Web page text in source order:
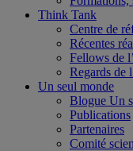
Think Tank
Centre de
Récentes
Fellows de
Regards de
Un seul monde
Blogue Un
Publications
Partenaires
Comité